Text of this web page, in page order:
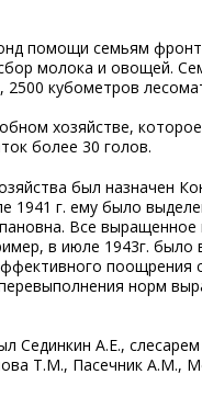
помощи семьям
молока и овощей.
кубометров
хозяйстве,
более 30 голов.
был назначен
1941 г. ему было
Все
в июле 1943г.
поощрения
норм
Сединкин А.Е.,
Т.М., Пасечник